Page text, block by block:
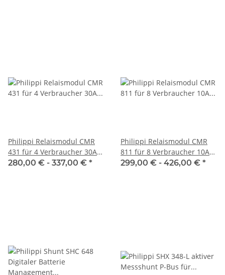
Philippi Relaismodul CMR
431 für 4 Verbraucher 30A
07100x431
280,00 € - 337,00 € *
Philippi Relaismodul CMR
811 für 8 Verbraucher 10A
071000811
299,00 € - 426,00 € *